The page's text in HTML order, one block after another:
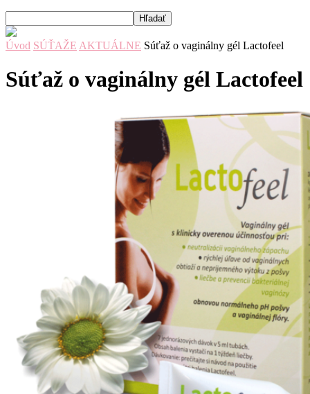
Úvod SÚŤAŽE AKTUÁLNE Súťaž o vaginálny gél Lactofeel
Súťaž o vaginálny gél Lactofeel